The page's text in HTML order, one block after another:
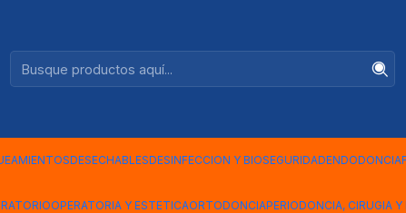
DESECHABLESDESINFECCION Y BIOSEGURIDADENDODONCIA
OPERATORIA Y ESTETICAORTODONCIAPERIODONCIA, CIRUGIA Y
B 05 ANGELUS
05